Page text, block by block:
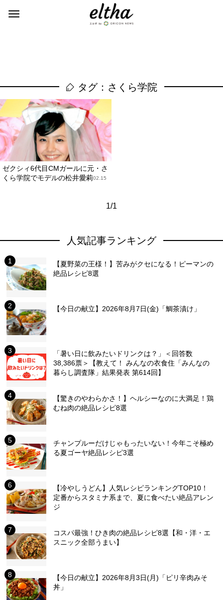
タグ：さくら学院
ゼクシィ6代目CMガールに元・さ
くら学院でモデルの松井愛莉2013.02.15
1/1
人気記事ランキング
【夏野菜の王様！】苦みがクセになる！ピーマンの
絶品レシピ8選
【今日の献立】2026年8月7日(金)「鯛茶漬け」
「暑い日に飲みたいドリンクは？」＜回答数
38,386票＞【教えて！ みんなの衣食住「みんなの
暮らし調査隊」結果発表 第614回】
【驚きのやわらかさ！】ヘルシーなのに大満足！鶏
むね肉の絶品レシピ8選
チャンプルーだけじゃもったいない！今年こそ極め
る夏ゴーヤ絶品レシピ3選
【冷やしうどん】人気レシピランキングTOP10！
定番からスタミナ系まで、夏に食べたい絶品アレン
ジ
コスパ最強！ひき肉の絶品レシピ8選【和・洋・エ
スニック全部うまい】
【今日の献立】2026年8月3日(月)「ピリ辛肉みそ
丼」